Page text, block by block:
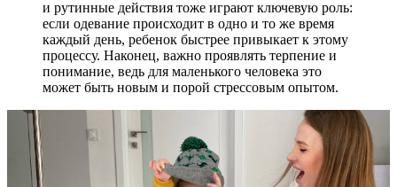
и рутинные действия тоже играют ключевую роль:
если одевание происходит в одно и то же время
каждый день, ребенок быстрее привыкает к этому
процессу. Наконец, важно проявлять терпение и
понимание, ведь для маленького человека это
может быть новым и порой стрессовым опытом.